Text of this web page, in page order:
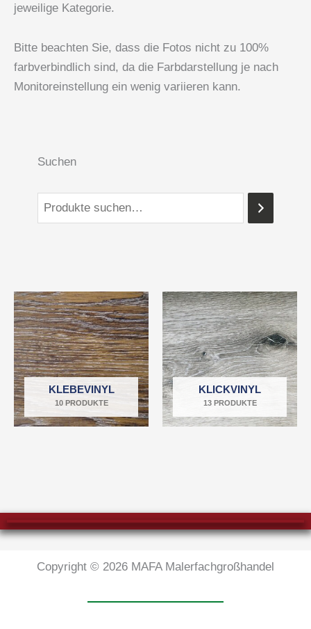
jeweilige Kategorie.
Bitte beachten Sie, dass die Fotos nicht zu 100%
farbverbindlich sind, da die Farbdarstellung je nach
Monitoreinstellung ein wenig variieren kann.
Suchen
KLEBEVINYL
10 PRODUKTE
KLICKVINYL
13 PRODUKTE
Copyright © 2026 MAFA Malerfachgroßhandel